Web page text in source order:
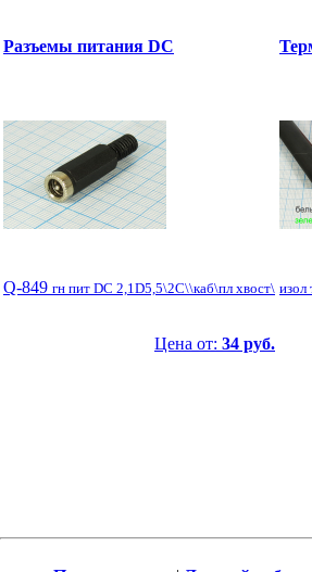
Разъемы питания DC
Q-849 гн пит DC 2,1D5,5\2C\\каб\пл хвост\
Цена от: 34 руб.
изол